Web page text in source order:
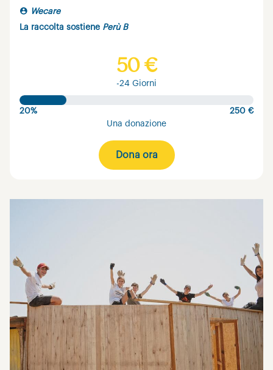
Wecare
La raccolta sostiene Perù B
50 €
-24 Giorni
20%
250 €
Una donazione
Dona ora